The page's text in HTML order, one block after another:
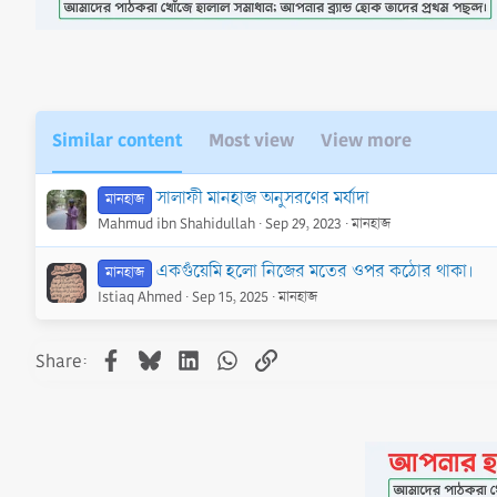
o
n
Similar content Most view View more
মানহাজ সালাফী মানহাজ অনুসরণের মর্যাদা
Mahmud ibn Shahidullah Sep 29, 2023 মানহাজ
মানহাজ একগুঁয়েমি হলো নিজের মতের ওপর কঠোর থাকা।
Istiaq Ahmed Sep 15, 2025 মানহাজ
Share: Facebook
BlueskyLinkedInWhatsApp
Link